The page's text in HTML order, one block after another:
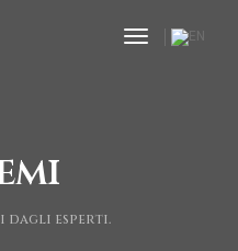
toggle
dagli esperti.